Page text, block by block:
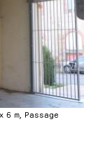
6 m, Passage